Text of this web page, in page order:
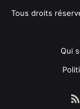
Tous droits
Qui